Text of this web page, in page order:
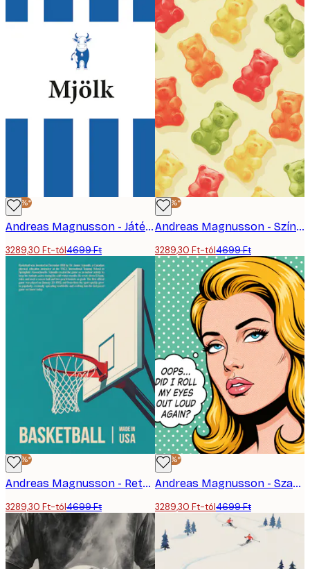
-30%*
Andreas Magnusson - Játékos Kék Tehén Poszter
3289,30 Ft-tól4699 Ft
-30%*
Andreas Magnusson - Színes Gumimacik Poszter
3289,30 Ft-tól4699 Ft
-30%*
Andreas Magnusson - Retro Kosárlabda Palánk Poszter
3289,30 Ft-tól4699 Ft
-30%*
Andreas Magnusson - Szarkasztikus Pop Art Nő Poszter
3289,30 Ft-tól4699 Ft